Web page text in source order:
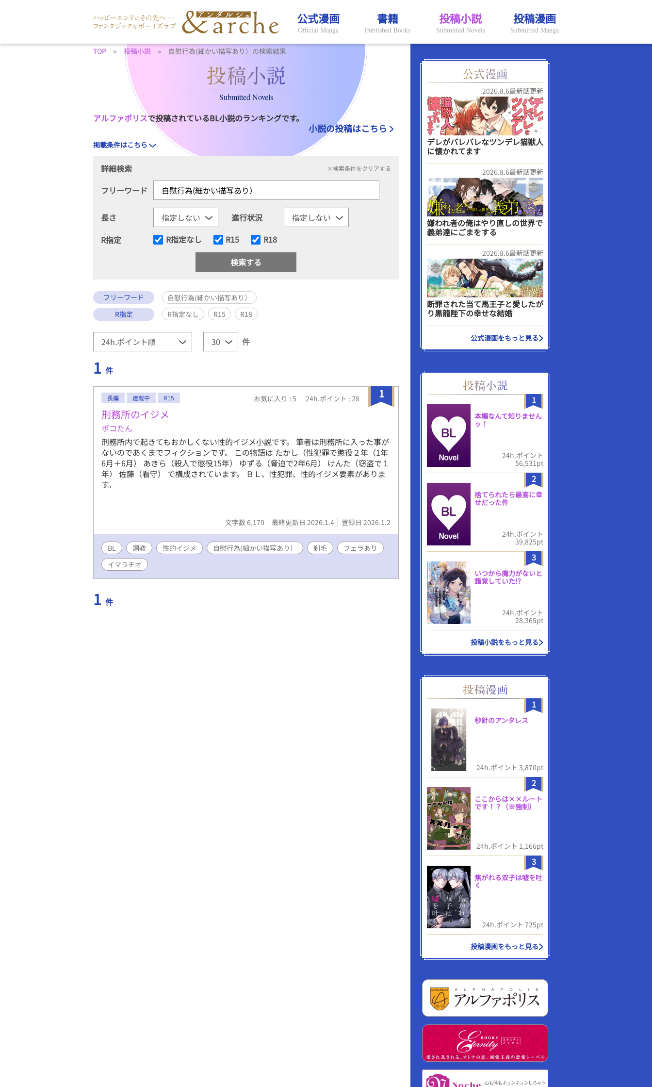
公式漫画
Official Manga
書籍
Published Books
投稿小説
Submitted Novels
投稿漫画
Submitted Manga
TOP 投稿小説 自慰行為(細かい描写あり）の検索結果
Submitted Novels
アルファポリスで投稿されているBL小説のランキングです。
小説の投稿はこちら
掲載条件はこちら
詳細検索 ×検索条件をクリアする
フリーワード
長さ
進行状況
R指定
R指定なし R15 R18
フリーワード
自慰行為(細かい描写あり）
R指定
R指定なし R15 R18
件
1 件
1
長編 連載中 R15 お気に入り : 5 24h.ポイント : 28
刑務所のイジメ
ポコたん
刑務所内で起きてもおかしくない性的イジメ小説です。 筆者は刑務所に入った事が
ないのであくまでフィクションです。 この物語は たかし（性犯罪で懲役２年（1年
6月＋6月） あきら（殺人で懲役15年） ゆずる（脅迫で2年6月） けんた（窃盗で１
年） 佐藤（看守） で構成されています。 ＢＬ、性犯罪、性的イジメ要素がありま
す。
文字数 6,170 最終更新日 2026.1.4 登録日 2026.1.2
BL 調教 性的イジメ 自慰行為(細かい描写あり） 剃毛
フェラあり
イマラチオ
1 件
2026.8.6最新話更新
デレがバレバレなツンデレ猫獣人
に懐かれてます
2026.8.6最新話更新
嫌われ者の俺はやり直しの世界で
義弟達にごまをする
2026.8.6最新話更新
断罪された当て馬王子と愛したが
り黒龍陛下の幸せな結婚
公式漫画をもっと見る
1
本編なんて知りません
ッ！
24h.ポイント
56,531pt
2
捨てられたら最高に幸
せだった件
24h.ポイント
39,825pt
3
いつから魔力がないと
錯覚していた!?
24h.ポイント
28,365pt
投稿小説をもっと見る
1
秒針のアンタレス
24h.ポイント 3,870pt
2
ここからは××ルート
です！？（※強制）
24h.ポイント 1,166pt
3
焦がれる双子は嘘を吐
く
24h.ポイント 725pt
投稿漫画をもっと見る